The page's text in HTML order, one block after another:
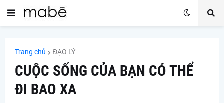
Trang chủ ĐẠO LÝ
CUỘC SỐNG CỦA BẠN CÓ THỂ
ĐI BAO XA